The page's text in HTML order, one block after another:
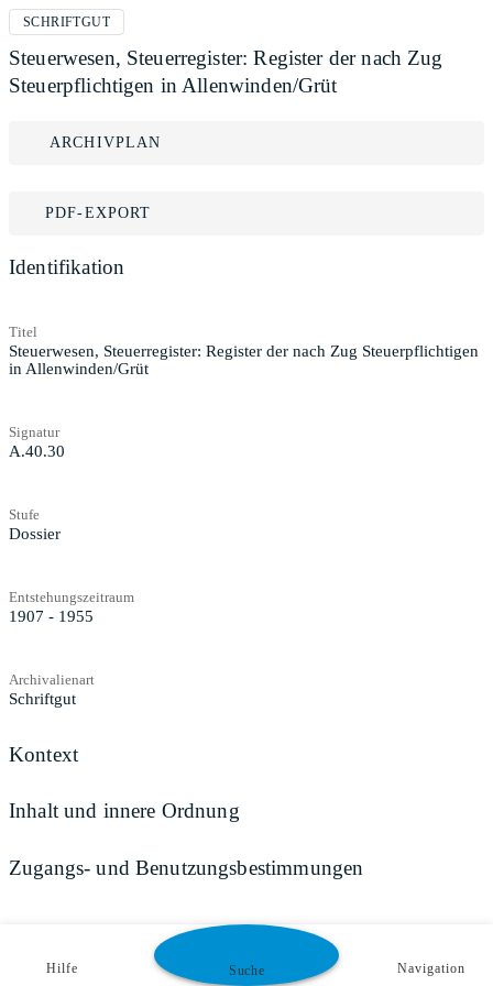
SCHRIFTGUT
Steuerwesen, Steuerregister: Register der nach Zug
Steuerpflichtigen in Allenwinden/Grüt
ARCHIVPLAN
PDF-EXPORT
Identifikation
Titel
Steuerwesen, Steuerregister: Register der nach Zug Steuerpflichtigen
in Allenwinden/Grüt
Signatur
A.40.30
Stufe
Dossier
Entstehungszeitraum
1907 - 1955
Archivalienart
Schriftgut
Kontext
Inhalt und innere Ordnung
Zugangs- und Benutzungsbestimmungen
Hilfe Suche Navigation